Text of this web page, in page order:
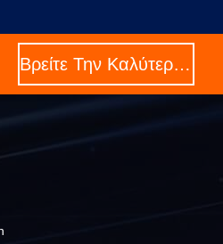
Βρείτε Την Καλύτερη Τιμή